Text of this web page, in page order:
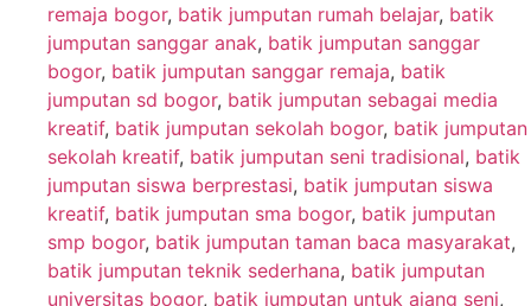
remaja bogor, batik jumputan rumah belajar, batik
jumputan sanggar anak, batik jumputan sanggar
bogor, batik jumputan sanggar remaja, batik
jumputan sd bogor, batik jumputan sebagai media
kreatif, batik jumputan sekolah bogor, batik jumputan
sekolah kreatif, batik jumputan seni tradisional, batik
jumputan siswa berprestasi, batik jumputan siswa
kreatif, batik jumputan sma bogor, batik jumputan
smp bogor, batik jumputan taman baca masyarakat,
batik jumputan teknik sederhana, batik jumputan
universitas bogor, batik jumputan untuk ajang seni,